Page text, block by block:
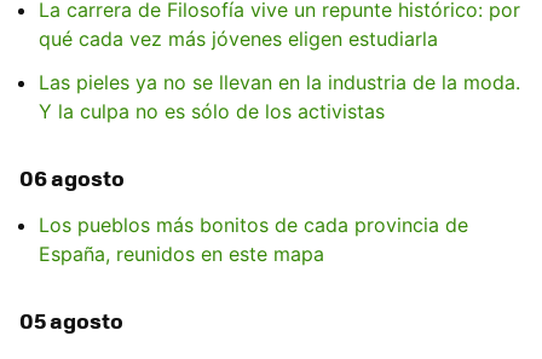
La carrera de Filosofía vive un repunte histórico: por
qué cada vez más jóvenes eligen estudiarla
Las pieles ya no se llevan en la industria de la moda.
Y la culpa no es sólo de los activistas
06 agosto
Los pueblos más bonitos de cada provincia de
España, reunidos en este mapa
05 agosto